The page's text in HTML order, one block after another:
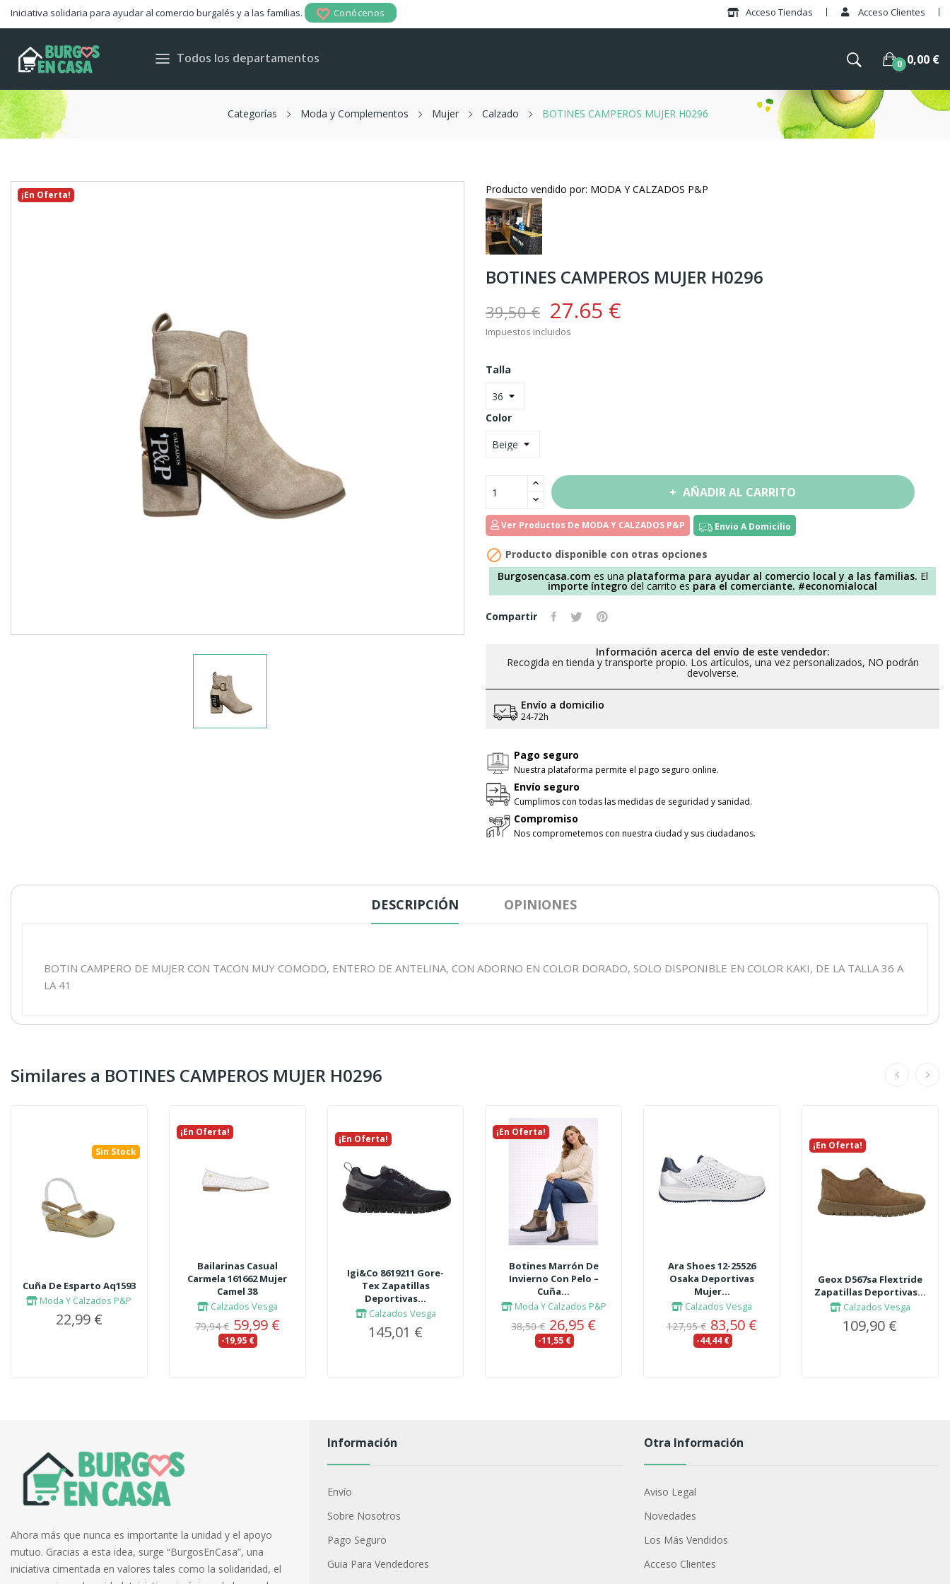
Acceso Clientes
Acceso Tiendas
Iniciativa solidaria para ayudar al comercio burgalés y a las familias. Conócenos
Todos los departamentos 0 0,00 €
Categorías Moda y Complementos Mujer Calzado BOTINES CAMPEROS MUJER H0296
¡En Oferta! Producto vendido por: MODA Y CALZADOS P&P
BOTINES CAMPEROS MUJER H0296
39,50 € 27.65 €
Impuestos incluidos
Talla
Color
AÑADIR AL CARRITO
Ver Productos De MODA Y CALZADOS P&P Envio A Domicilio
 Producto disponible con otras opciones
Burgosencasa.com es una plataforma para ayudar al comercio local y a las familias. El
importe íntegrodel carrito es para el comerciante. #economialocal
Compartir
Información acerca del envío de este vendedor:
Recogida en tienda y transporte propio. Los artículos, una vez personalizados, NO podrán
devolverse.
Envío a domicilio
24-72h
Pago seguro
Nuestra plataforma permite el pago seguro online.
Envío seguro
Cumplimos con todas las medidas de seguridad y sanidad.
Compromiso
Nos comprometemos con nuestra ciudad y sus ciudadanos.
DESCRIPCIÓN OPINIONES
BOTIN CAMPERO DE MUJER CON TACON MUY COMODO, ENTERO DE ANTELINA, CON ADORNO EN COLOR DORADO, SOLO DISPONIBLE EN COLOR KAKI, DE LA TALLA 36 A
LA 41
Similares a BOTINES CAMPEROS MUJER H0296
Sin Stock
Cuña De Esparto Aq1593
Moda Y Calzados P&P
22,99 €
¡En Oferta!
Bailarinas Casual
Carmela 161662 Mujer
Camel 38
Calzados Vesga
79,94 € 59,99 €
-19,95 €
¡En Oferta!
Igi&Co 8619211 Gore-
Tex Zapatillas
Deportivas...
Calzados Vesga
145,01 €
¡En Oferta!
Botines Marrón De
Invierno Con Pelo –
Cuña...
Moda Y Calzados P&P
38,50 € 26,95 €
-11,55 €
Ara Shoes 12-25526
Osaka Deportivas
Mujer...
Calzados Vesga
127,95 € 83,50 €
-44,44 €
¡En Oferta!
Geox D567sa Flextride
Zapatillas Deportivas...
Calzados Vesga
109,90 €
Ahora más que nunca es importante la unidad y el apoyo
mutuo. Gracias a esta idea, surge “BurgosEnCasa”, una
iniciativa cimentada en valores tales como la solidaridad, el
Información
Envío
Sobre Nosotros
Pago Seguro
Guia Para Vendedores
Otra Información
Aviso Legal
Novedades
Los Más Vendidos
Acceso Clientes